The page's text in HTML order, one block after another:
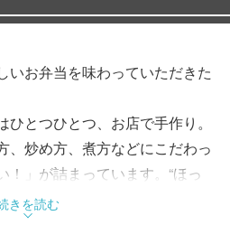
いお弁当を味わっていただきた
とつひとつ、お店で手作り。
、炒め方、煮方などにこだわっ
！」が詰まっています。“ほっ
と”お客様を笑顔にする。これか
けします。
きを読む